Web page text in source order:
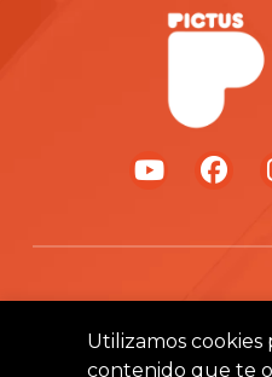
Utilizamos
contenido que te